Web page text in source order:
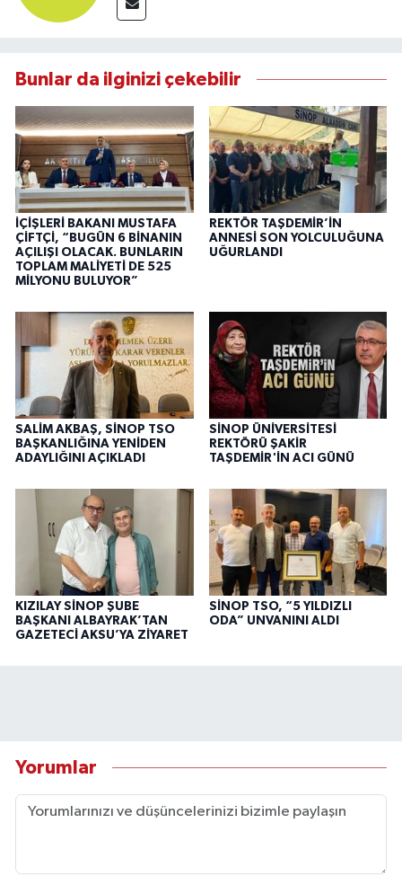
Bunlar da ilginizi çekebilir
İÇİŞLERİ BAKANI MUSTAFA
ÇİFTÇİ, “BUGÜN 6 BİNANIN
AÇILIŞI OLACAK. BUNLARIN
TOPLAM MALİYETİ DE 525
MİLYONU BULUYOR”
REKTÖR TAŞDEMİR’İN
ANNESİ SON YOLCULUĞUNA
UĞURLANDI
SALİM AKBAŞ, SİNOP TSO
BAŞKANLIĞINA YENİDEN
ADAYLIĞINI AÇIKLADI
SİNOP ÜNİVERSİTESİ
REKTÖRÜ ŞAKİR
TAŞDEMİR'İN ACI GÜNÜ
KIZILAY SİNOP ŞUBE
BAŞKANI ALBAYRAK’TAN
GAZETECİ AKSU’YA ZİYARET
SİNOP TSO, “5 YILDIZLI
ODA” UNVANINI ALDI
Yorumlar